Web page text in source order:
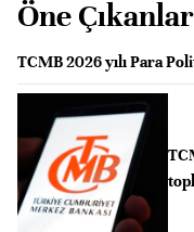
Öne Çıkanlar
TCMB 2026 yılı Para